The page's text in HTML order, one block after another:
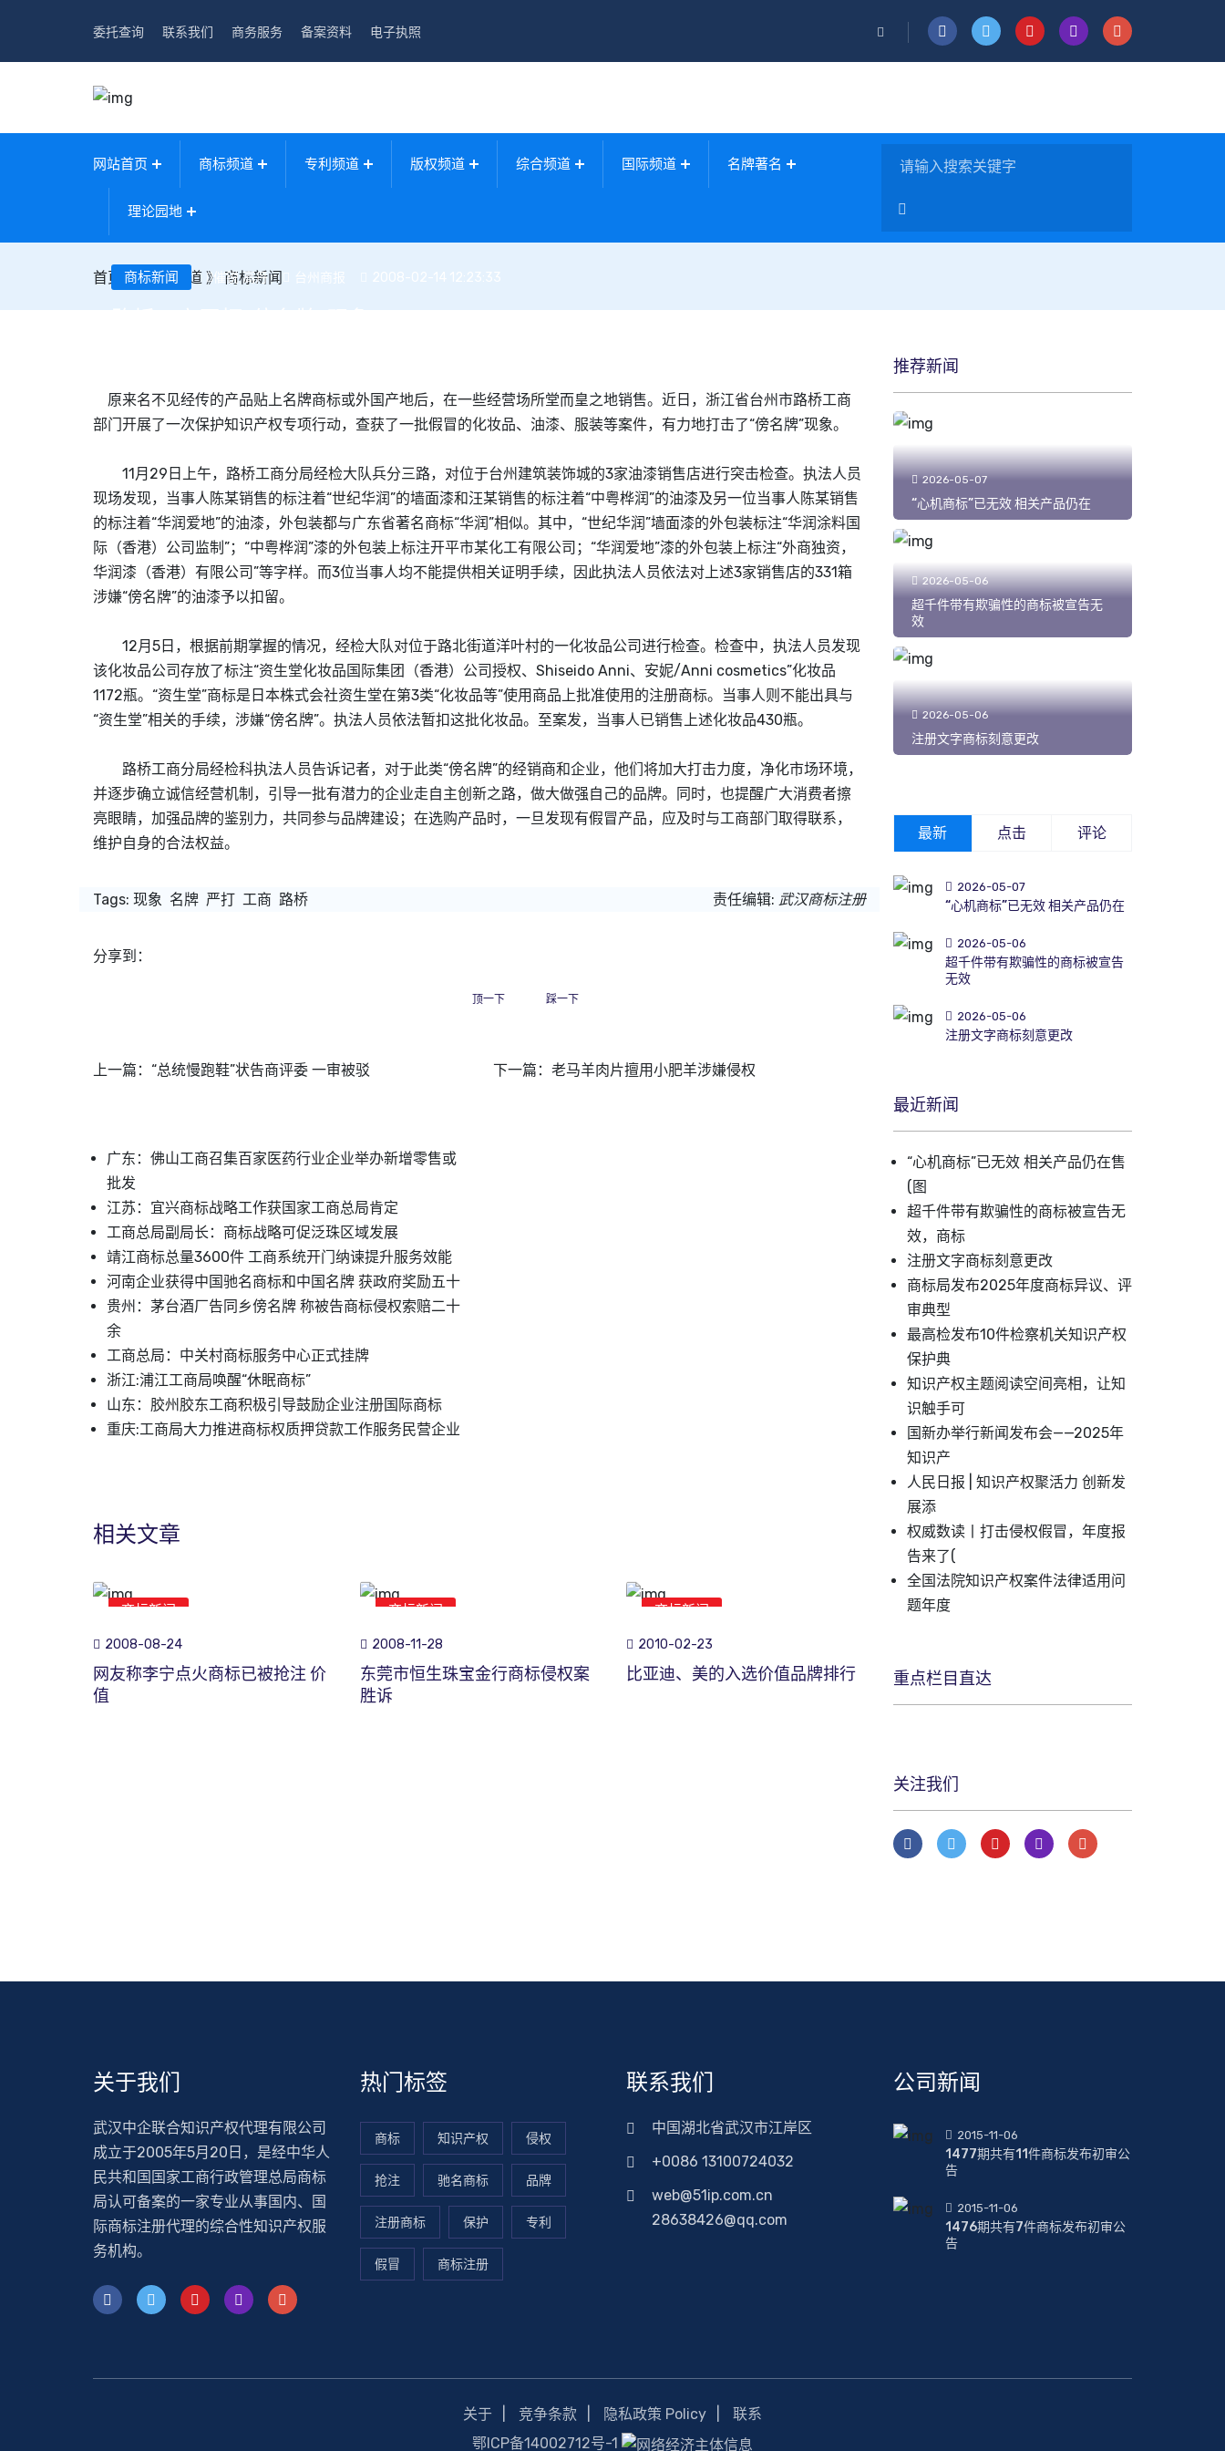
委托查询 联系我们 商务服务 备案资料 电子执照
网站首页 商标频道 专利频道 版权频道 综合频道 国际频道 名牌著名
理论园地
首页 》商标频道 》商标新闻
商标新闻 催锐 高丹 台州商报 2008-02-14 12:23:33
原来名不见经传的产品贴上名牌商标或外国产地后，在一些经营场所堂而皇之地销售。近日，浙江省台州市路桥工商
部门开展了一次保护知识产权专项行动，查获了一批假冒的化妆品、油漆、服装等案件，有力地打击了“傍名牌”现象。
11月29日上午，路桥工商分局经检大队兵分三路，对位于台州建筑装饰城的3家油漆销售店进行突击检查。执法人员
现场发现，当事人陈某销售的标注着“世纪华润”的墙面漆和汪某销售的标注着“中粤桦润”的油漆及另一位当事人陈某销售
的标注着“华润爱地”的油漆，外包装都与广东省著名商标“华润”相似。其中，“世纪华润”墙面漆的外包装标注“华润涂料国
际（香港）公司监制”；“中粤桦润”漆的外包装上标注开平市某化工有限公司；“华润爱地”漆的外包装上标注“外商独资，
华润漆（香港）有限公司”等字样。而3位当事人均不能提供相关证明手续，因此执法人员依法对上述3家销售店的331箱
涉嫌“傍名牌”的油漆予以扣留。
12月5日，根据前期掌握的情况，经检大队对位于路北街道洋叶村的一化妆品公司进行检查。检查中，执法人员发现
该化妆品公司存放了标注“资生堂化妆品国际集团（香港）公司授权、Shiseido Anni、安妮/Anni cosmetics”化妆品
1172瓶。“资生堂”商标是日本株式会社资生堂在第3类“化妆品等”使用商品上批准使用的注册商标。当事人则不能出具与
“资生堂”相关的手续，涉嫌“傍名牌”。执法人员依法暂扣这批化妆品。至案发，当事人已销售上述化妆品430瓶。
路桥工商分局经检科执法人员告诉记者，对于此类“傍名牌”的经销商和企业，他们将加大打击力度，净化市场环境，
并逐步确立诚信经营机制，引导一批有潜力的企业走自主创新之路，做大做强自己的品牌。同时，也提醒广大消费者擦
亮眼睛，加强品牌的鉴别力，共同参与品牌建设；在选购产品时，一旦发现有假冒产品，应及时与工商部门取得联系，
维护自身的合法权益。
Tags: 现象 名牌 严打 工商 路桥 责任编辑: 武汉商标注册
分享到：
顶一下 踩一下
上一篇： “总统慢跑鞋”状告商评委 一审被驳 下一篇： 老马羊肉片擅用小肥羊涉嫌侵权
广东：佛山工商召集百家医药行业企业举办新增零售或
批发
江苏：宜兴商标战略工作获国家工商总局肯定
工商总局副局长：商标战略可促泛珠区域发展
靖江商标总量3600件 工商系统开门纳谏提升服务效能
河南企业获得中国驰名商标和中国名牌 获政府奖励五十
贵州：茅台酒厂告同乡傍名牌 称被告商标侵权索赔二十
余
工商总局：中关村商标服务中心正式挂牌
浙江:浦江工商局唤醒“休眠商标”
山东：胶州胶东工商积极引导鼓励企业注册国际商标
重庆:工商局大力推进商标权质押贷款工作服务民营企业
相关文章
商标新闻
2008-08-24
网友称李宁点火商标已被抢注 价
值
商标新闻
2008-11-28
东莞市恒生珠宝金行商标侵权案
胜诉
商标新闻
2010-02-23
比亚迪、美的入选价值品牌排行
推荐新闻
2026-05-07
“心机商标”已无效 相关产品仍在
2026-05-06
超千件带有欺骗性的商标被宣告无
效
2026-05-06
注册文字商标刻意更改
最新 点击 评论
2026-05-07
“心机商标”已无效 相关产品仍在
2026-05-06
超千件带有欺骗性的商标被宣告
无效
2026-05-06
注册文字商标刻意更改
最近新闻
“心机商标”已无效 相关产品仍在售
(图
超千件带有欺骗性的商标被宣告无
效，商标
注册文字商标刻意更改
商标局发布2025年度商标异议、评
审典型
最高检发布10件检察机关知识产权
保护典
知识产权主题阅读空间亮相，让知
识触手可
国新办举行新闻发布会——2025年
知识产
人民日报 | 知识产权聚活力 创新发
展添
权威数读丨打击侵权假冒，年度报
告来了(
全国法院知识产权案件法律适用问
题年度
重点栏目直达
关注我们
关于我们
武汉中企联合知识产权代理有限公司
成立于2005年5月20日，是经中华人
民共和国国家工商行政管理总局商标
局认可备案的一家专业从事国内、国
际商标注册代理的综合性知识产权服
务机构。
热门标签
商标 知识产权 侵权
抢注 驰名商标 品牌
注册商标 保护 专利
假冒 商标注册
联系我们
中国湖北省武汉市江岸区
+0086 13100724032
web@51ip.com.cn
28638426@qq.com
公司新闻
2015-11-06
1477期共有11件商标发布初审公
告
2015-11-06
1476期共有7件商标发布初审公
告
关于 竞争条款 隐私政策 Policy
联系
鄂ICP备14002712号-1